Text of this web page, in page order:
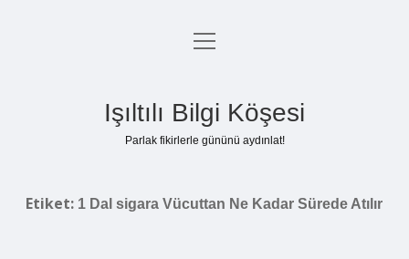
Anasayfa
Yasal Uyarı
menüyü
Işıltılı Bilgi Köşesi
Parlak fikirlerle gününü aydınlat!
Etiket: 1 Dal sigara Vücuttan Ne Kadar Sürede Atılır